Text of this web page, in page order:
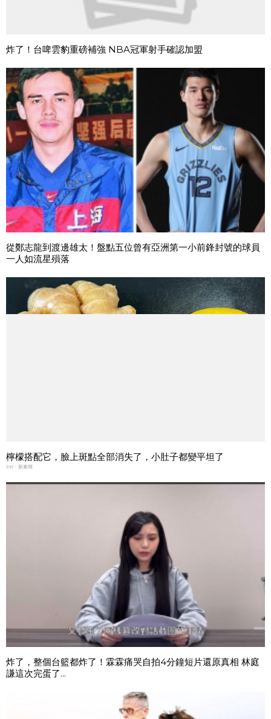
炸了！台啤雲豹重磅補強 NBA冠軍射手確認加盟
從鄭志龍到渡邊雄太！盤點五位曾有亞洲第一小前鋒封號的球員
一人如流星殞落
檸檬搭配它，臉上斑點全部消失了，小肚子都變平坦了
PR・新素簡
炸了，整個台籃都炸了！霖霖痛哭自拍4分鐘短片還原真相 林庭
謙這次完蛋了...